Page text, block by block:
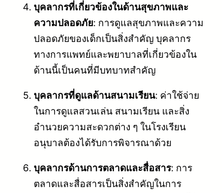
บุคลากรที่เกี่ยวข้องในด้านสุขภาพและ
ความปลอดภัย: การดูแลสุขภาพและความ
ปลอดภัยของเด็กเป็นสิ่งสำคัญ บุคลากร
ทางการแพทย์และพยาบาลที่เกี่ยวข้องใน
ด้านนี้เป็นคนที่มีบทบาทสำคัญ
บุคลากรที่ดูแลด้านสนามเรียน: ค่าใช้จ่าย
ในการดูแลสวนเล่น สนามเรียน และสิ่ง
อำนวยความสะดวกต่าง ๆ ในโรงเรียน
อนุบาลต้องได้รับการพิจารณาด้วย
บุคลากรด้านการตลาดและสื่อสาร: การ
ตลาดและสื่อสารเป็นสิ่งสำคัญในการ